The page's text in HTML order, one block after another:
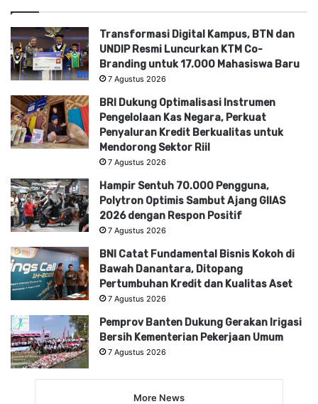
Transformasi Digital Kampus, BTN dan
UNDIP Resmi Luncurkan KTM Co-
Branding untuk 17.000 Mahasiswa Baru
7 Agustus 2026
BRI Dukung Optimalisasi Instrumen
Pengelolaan Kas Negara, Perkuat
Penyaluran Kredit Berkualitas untuk
Mendorong Sektor Riil
7 Agustus 2026
Hampir Sentuh 70.000 Pengguna,
Polytron Optimis Sambut Ajang GIIAS
2026 dengan Respon Positif
7 Agustus 2026
BNI Catat Fundamental Bisnis Kokoh di
Bawah Danantara, Ditopang
Pertumbuhan Kredit dan Kualitas Aset
7 Agustus 2026
Pemprov Banten Dukung Gerakan Irigasi
Bersih Kementerian Pekerjaan Umum
7 Agustus 2026
More News